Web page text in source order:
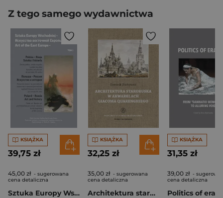
Z tego samego wydawnictwa
KSIĄŻKA
39,75 zł
45,00 zł - sugerowana
cena detaliczna
Sztuka Europy Wschodniej
KSIĄŻKA
32,25 zł
35,00 zł - sugerowana
cena detaliczna
Architektura staroruska w akwarelach Giacoma Quarenghiego
KSIĄŻKA
31,35 zł
39,00 zł -
cena detaliczna
Politics of